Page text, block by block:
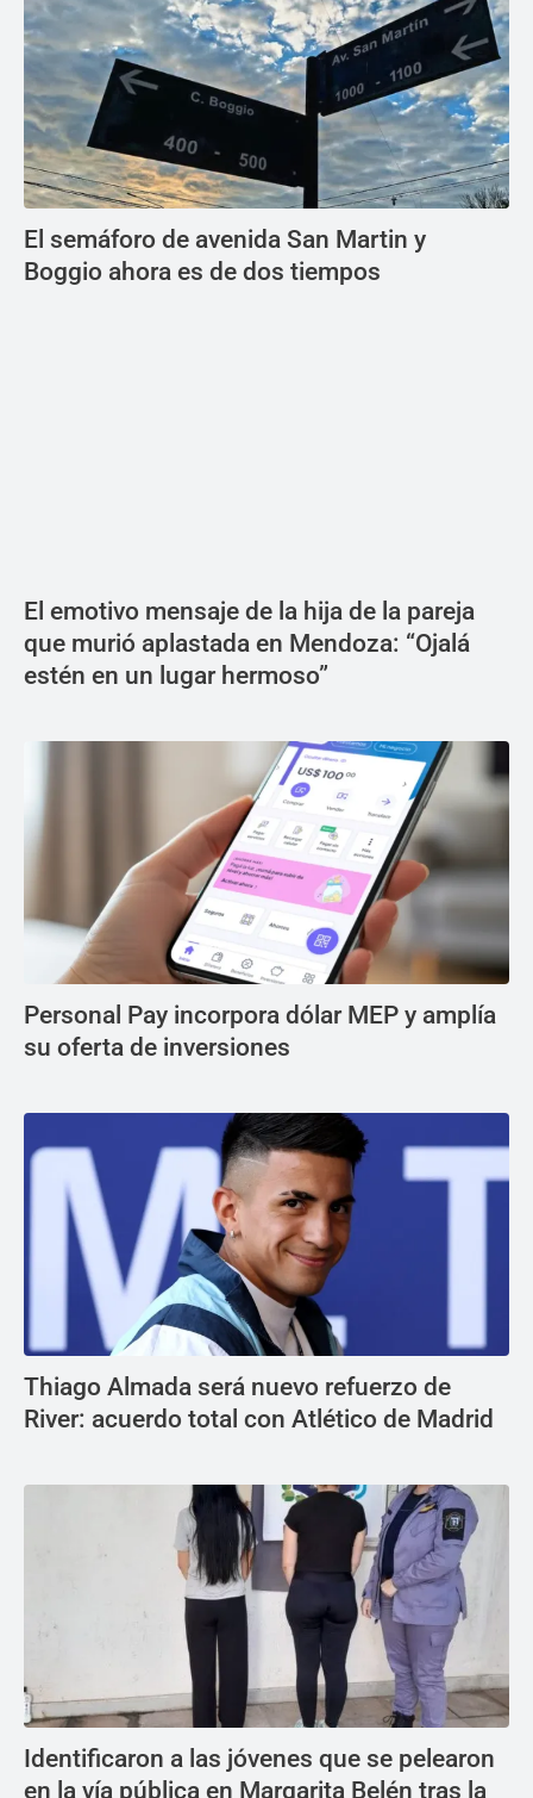
El semáforo de avenida San Martin y
Boggio ahora es de dos tiempos
El emotivo mensaje de la hija de la pareja
que murió aplastada en Mendoza: “Ojalá
estén en un lugar hermoso”
Personal Pay incorpora dólar MEP y amplía
su oferta de inversiones
Thiago Almada será nuevo refuerzo de
River: acuerdo total con Atlético de Madrid
Identificaron a las jóvenes que se pelearon
en la vía pública en Margarita Belén tras la